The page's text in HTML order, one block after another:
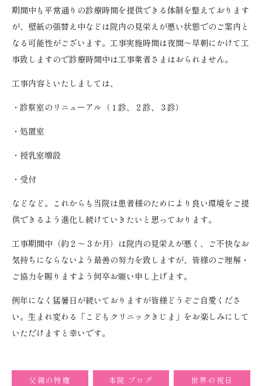
期間中も平常通りの診療時間を提供できる体制を整えております
が、壁紙の張替え中などは院内の見栄えが悪い状態でのご案内と
なる可能性がございます。工事実施時間は夜間～早朝にかけて工
事致しますので診療時間中は工事業者さまはおられません。
工事内容といたしましては、
・診察室のリニューアル（１診、２診、３診）
・処置室
・授乳室増設
・受付
などなど。これからも当院は患者様のためにより良い環境をご提
供できるよう進化し続けていきたいと思っております。
工事期間中（約２～３か月）は院内の見栄えが悪く、ご不快なお
気持ちにならないよう最善の努力を致しますが、皆様のご理解・
ご協力を賜りますよう何卒お願い申し上げます。
例年になく猛暑日が続いておりますが皆様どうぞご自愛くださ
い。生まれ変わる「こどもクリニックきじま」をお楽しみにして
いただけますと幸いです。
父親の特権 本院 ブログ 世界の祝日